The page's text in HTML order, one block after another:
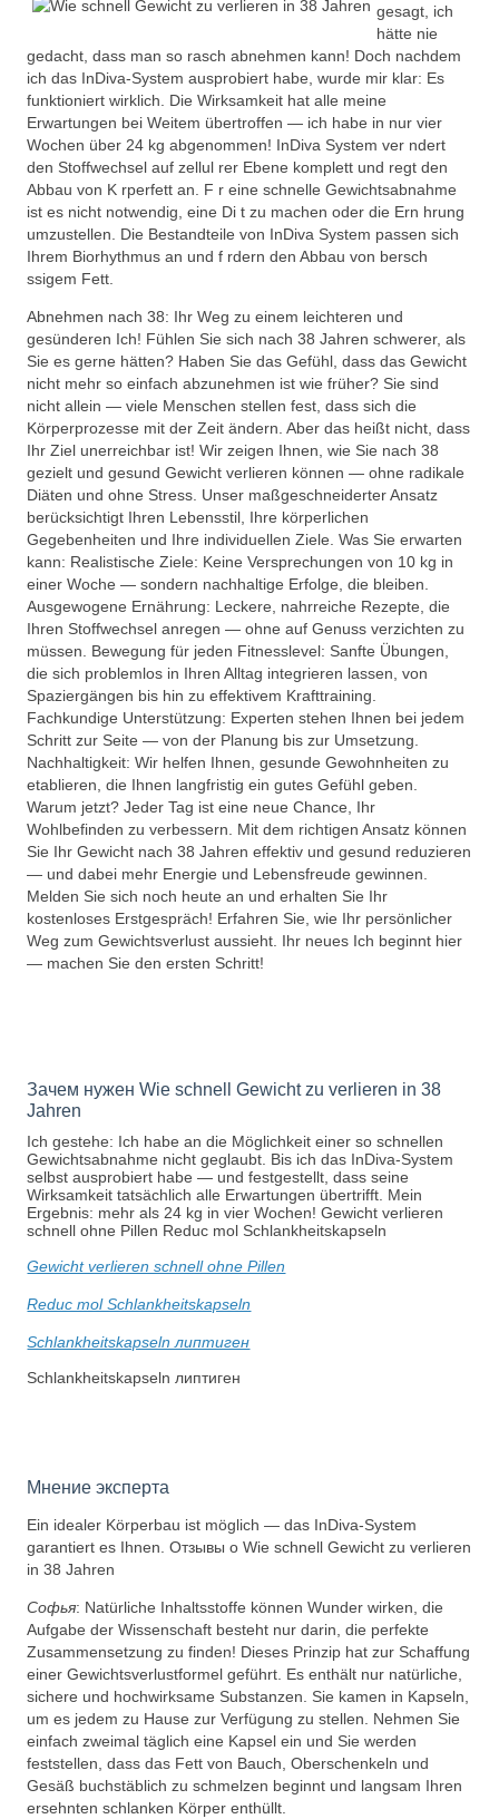
gesagt, ich
hätte nie
gedacht, dass man so rasch abnehmen kann! Doch nachdem
ich das InDiva‑System ausprobiert habe, wurde mir klar: Es
funktioniert wirklich. Die Wirksamkeit hat alle meine
Erwartungen bei Weitem übertroffen — ich habe in nur vier
Wochen über 24 kg abgenommen! InDiva System ver ndert
den Stoffwechsel auf zellul rer Ebene komplett und regt den
Abbau von K rperfett an. F r eine schnelle Gewichtsabnahme
ist es nicht notwendig, eine Di t zu machen oder die Ern hrung
umzustellen. Die Bestandteile von InDiva System passen sich
Ihrem Biorhythmus an und f rdern den Abbau von bersch
ssigem Fett.
Abnehmen nach 38: Ihr Weg zu einem leichteren und
gesünderen Ich! Fühlen Sie sich nach 38 Jahren schwerer, als
Sie es gerne hätten? Haben Sie das Gefühl, dass das Gewicht
nicht mehr so einfach abzunehmen ist wie früher? Sie sind
nicht allein — viele Menschen stellen fest, dass sich die
Körperprozesse mit der Zeit ändern. Aber das heißt nicht, dass
Ihr Ziel unerreichbar ist! Wir zeigen Ihnen, wie Sie nach 38
gezielt und gesund Gewicht verlieren können — ohne radikale
Diäten und ohne Stress. Unser maßgeschneiderter Ansatz
berücksichtigt Ihren Lebensstil, Ihre körperlichen
Gegebenheiten und Ihre individuellen Ziele. Was Sie erwarten
kann: Realistische Ziele: Keine Versprechungen von 10 kg in
einer Woche — sondern nachhaltige Erfolge, die bleiben.
Ausgewogene Ernährung: Leckere, nahrreiche Rezepte, die
Ihren Stoffwechsel anregen — ohne auf Genuss verzichten zu
müssen. Bewegung für jeden Fitnesslevel: Sanfte Übungen,
die sich problemlos in Ihren Alltag integrieren lassen, von
Spaziergängen bis hin zu effektivem Krafttraining.
Fachkundige Unterstützung: Experten stehen Ihnen bei jedem
Schritt zur Seite — von der Planung bis zur Umsetzung.
Nachhaltigkeit: Wir helfen Ihnen, gesunde Gewohnheiten zu
etablieren, die Ihnen langfristig ein gutes Gefühl geben.
Warum jetzt? Jeder Tag ist eine neue Chance, Ihr
Wohlbefinden zu verbessern. Mit dem richtigen Ansatz können
Sie Ihr Gewicht nach 38 Jahren effektiv und gesund reduzieren
— und dabei mehr Energie und Lebensfreude gewinnen.
Melden Sie sich noch heute an und erhalten Sie Ihr
kostenloses Erstgespräch! Erfahren Sie, wie Ihr persönlicher
Weg zum Gewichtsverlust aussieht. Ihr neues Ich beginnt hier
— machen Sie den ersten Schritt!
Зачем нужен Wie schnell Gewicht zu verlieren in 38
Jahren
Ich gestehe: Ich habe an die Möglichkeit einer so schnellen
Gewichtsabnahme nicht geglaubt. Bis ich das InDiva‑System
selbst ausprobiert habe — und festgestellt, dass seine
Wirksamkeit tatsächlich alle Erwartungen übertrifft. Mein
Ergebnis: mehr als 24 kg in vier Wochen! Gewicht verlieren
schnell ohne Pillen Reduc mol Schlankheitskapseln
Gewicht verlieren schnell ohne Pillen
Reduc mol Schlankheitskapseln
Schlankheitskapseln липтиген
Schlankheitskapseln липтиген
Мнение эксперта
Ein idealer Körperbau ist möglich — das InDiva‑System
garantiert es Ihnen. Отзывы о Wie schnell Gewicht zu verlieren
in 38 Jahren
Софья: Natürliche Inhaltsstoffe können Wunder wirken, die
Aufgabe der Wissenschaft besteht nur darin, die perfekte
Zusammensetzung zu finden! Dieses Prinzip hat zur Schaffung
einer Gewichtsverlustformel geführt. Es enthält nur natürliche,
sichere und hochwirksame Substanzen. Sie kamen in Kapseln,
um es jedem zu Hause zur Verfügung zu stellen. Nehmen Sie
einfach zweimal täglich eine Kapsel ein und Sie werden
feststellen, dass das Fett von Bauch, Oberschenkeln und
Gesäß buchstäblich zu schmelzen beginnt und langsam Ihren
ersehnten schlanken Körper enthüllt.